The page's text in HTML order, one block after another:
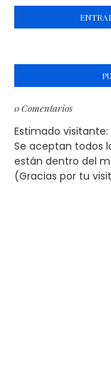
0 Comentarios
Estimado visitante:
Se aceptan todos
están dentro del
(Gracias por tu